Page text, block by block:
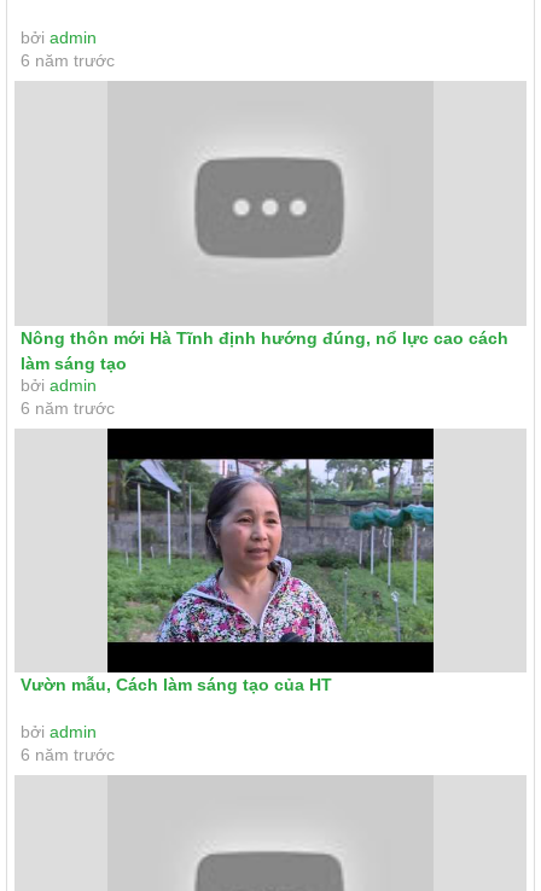
bởi admin
6 năm trước
Nông thôn mới Hà Tĩnh định hướng đúng, nổ lực cao cách
làm sáng tạo
bởi admin
6 năm trước
Vườn mẫu, Cách làm sáng tạo của HT
bởi admin
6 năm trước